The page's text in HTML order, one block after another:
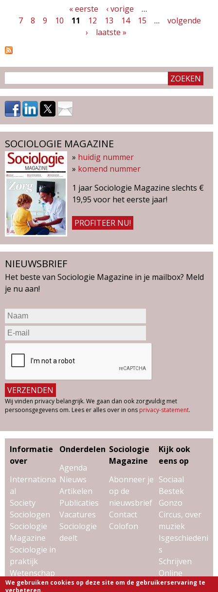
g
i
n
a
'
s
« eerste ‹ vorige
…
7
8 9 10 11 12 13 14 15 …
volgende
›
laatste »
SOCIOLOGIE MAGAZINE
» huidig nummer
» komend nummer
1 jaar Sociologie Magazine slechts €
19,95 voor het eerste jaar!
PROFITEER NU!
NIEUWSBRIEF
Het beste van Sociologie Magazine in je mailbox? Meld
je nu aan!
Wij vinden privacy belangrijk. We gaan dan ook zorgvuldig met
persoonsgegevens om. Lees er alles over in ons privacy-statement.
Informatie
over
Internationa
al
Society
Sociologen
Sociologie
Magazine
Sociologie in
praktijk
Wetenschap
& sociologie
Onderdelen
Agenda
Nieuws
Artikelen
Publicaties
Vacatures
Sociologie
deelt
Sociologie
Magazine
Abonneer je
op de
nieuwsbrief
Contact
Colofon
Kijk ook
eens op
Sociaal
Bestek
Gonzo
Circus, over
muziek
Isgeschiedeni
s
Schrijven
Online
Uitgeverij
We gebruiken cookies op deze site om de gebruikerservaring te
verbeteren.